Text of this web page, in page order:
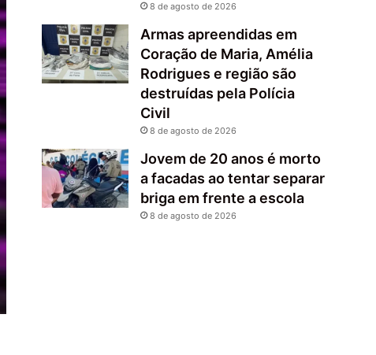
8 de agosto de 2026
Armas apreendidas em
Coração de Maria, Amélia
Rodrigues e região são
destruídas pela Polícia
Civil
8 de agosto de 2026
Jovem de 20 anos é morto
a facadas ao tentar separar
briga em frente a escola
8 de agosto de 2026